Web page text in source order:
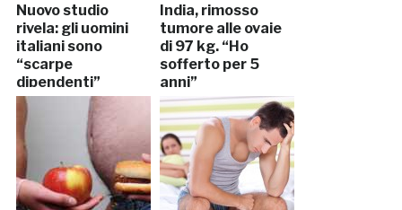
Nuovo studio
rivela: gli uomini
italiani sono
“scarpe
dipendenti”
India, rimosso
tumore alle ovaie
di 97 kg. “Ho
sofferto per 5
anni”